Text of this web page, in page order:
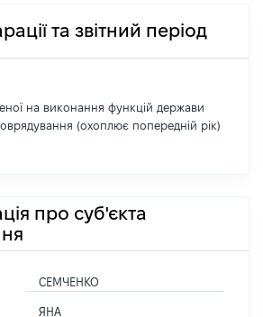
та звітний період
на виконання функцій держави
(охоплює попередній рік)
про суб'єкта
СЕМЧЕНКО
ЯНА